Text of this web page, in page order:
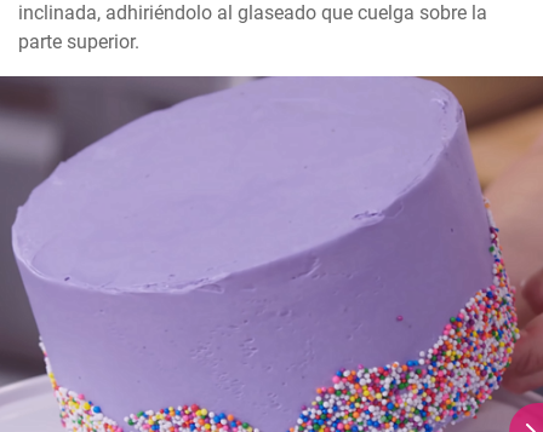
inclinada, adhiriéndolo al glaseado que cuelga sobre la
parte superior.